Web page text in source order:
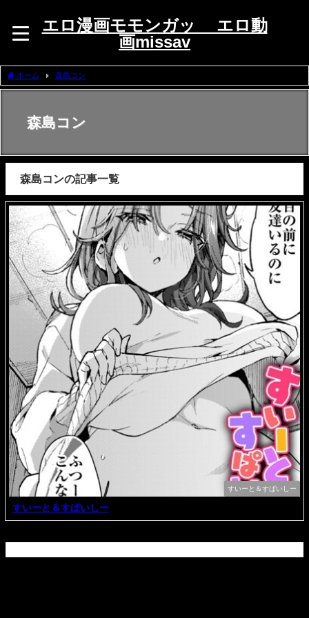
エロ漫画モモンガッ エロ動
画missav
ホーム 森島コン
森島コン
森島コンの記事一覧
すいーと＆すぱいしー
すいーと＆すぱいしー